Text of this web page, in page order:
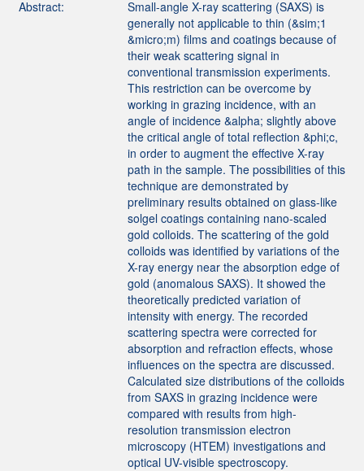
Abstract:
Small-angle X-ray scattering (SAXS) is
generally not applicable to thin (&sim;­1
&micro;m) films and coatings because of
their weak scattering signal in
conventional transmission experiments.
This restriction can be overcome by
working in grazing incidence, with an
angle of incidence &alpha; slightly above
the critical angle of total reflection &phi;c,
in order to augment the effective X-ray
path in the sample. The possibilities of this
technique are demonstrated by
preliminary results obtained on glass-like
solgel coatings containing nano-scaled
gold colloids. The scattering of the gold
colloids was identified by variations of the
X-ray energy near the absorption edge of
gold (anomalous SAXS). It showed the
theoretically predicted variation of
intensity with energy. The recorded
scattering spectra were corrected for
absorption and refraction effects, whose
influences on the spectra are discussed.
Calculated size distributions of the colloids
from SAXS in grazing incidence were
compared with results from high-
resolution transmission electron
microscopy (HTEM) investigations and
optical UV-visible spectroscopy.